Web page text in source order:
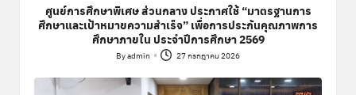
ศูนย์การศึกษาพิเศษ ส่วนกลาง ประกาศใช้ “มาตรฐานการ
ศึกษาและเป้าหมายความสำเร็จ” เพื่อการประกันคุณภาพการ
ศึกษาภายใน ประจำปีการศึกษา 2569
Posted
by
Byadmin 27 กรกฎาคม 2026